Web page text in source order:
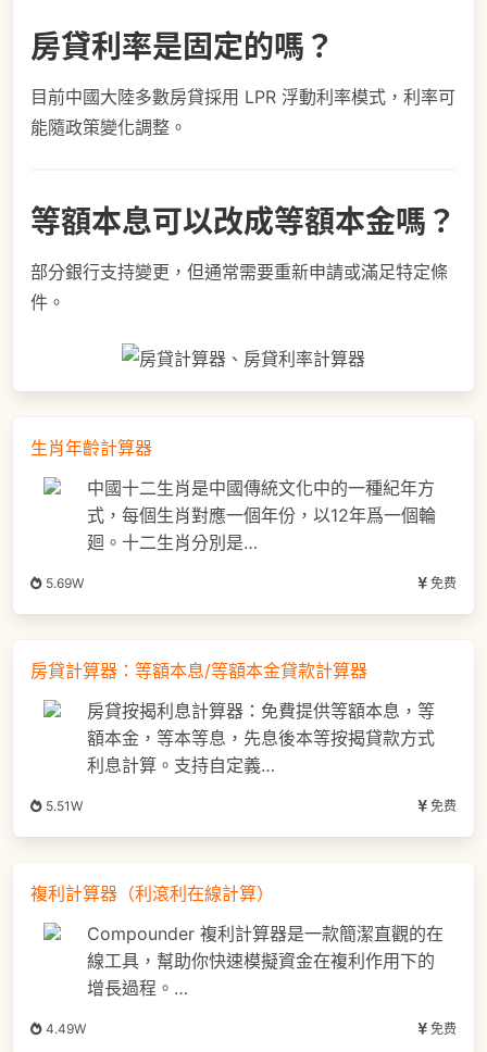
房貸利率是固定的嗎？
目前中國大陸多數房貸採用 LPR 浮動利率模式，利率可
能隨政策變化調整。
等額本息可以改成等額本金嗎？
部分銀行支持變更，但通常需要重新申請或滿足特定條
件。
生肖年齡計算器
中國十二生肖是中國傳統文化中的一種紀年方
式，每個生肖對應一個年份，以12年爲一個輪
廻。十二生肖分別是…
5.69W 免费
房貸計算器：等額本息/等額本金貸款計算器
房貸按揭利息計算器：免費提供等額本息，等
額本金，等本等息，先息後本等按揭貸款方式
利息計算。支持自定義…
5.51W 免费
複利計算器（利滾利在線計算）
Compounder 複利計算器是一款簡潔直觀的在
線工具，幫助你快速模擬資金在複利作用下的
增長過程。…
4.49W 免费